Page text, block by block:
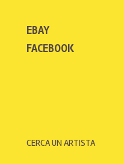
EBAY
FACEBOOK
CERCA UN ARTISTA